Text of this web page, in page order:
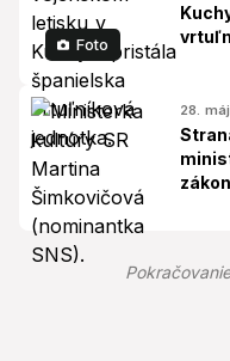
Foto
28.